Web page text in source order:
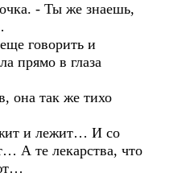
- Ты же знаешь,
говорить и
прямо в глаза
так же тихо
и лежит… И со
А те лекарства, что